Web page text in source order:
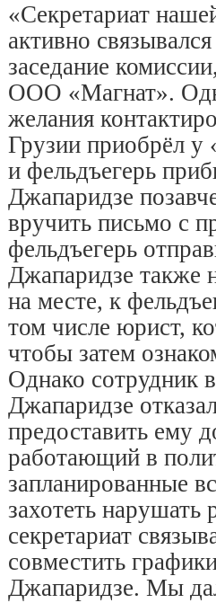
«Секретариат
активно
заседание
ООО «Магнат».
желания
Грузии приобрёл у
и фельдъегерь
Джапаридзе
вручить письмо с
фельдъегерь
Джапаридзе также
на месте, к
том числе юрист,
чтобы затем
Однако сотрудник
Джапаридзе
предоставить ему
работающий в
запланированные
захотеть
секретариат
совместить
Джапаридзе. Мы